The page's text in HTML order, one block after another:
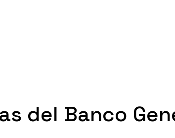
del Banco